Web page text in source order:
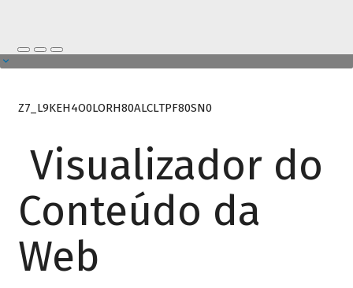
Z7_L9KEH4O0LORH80ALCLTPF80SN0
Visualizador do
Conteúdo da
Web